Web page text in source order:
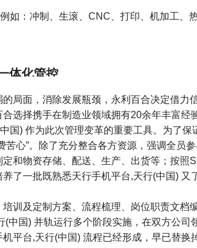
如：冲制、生滚、CNC、打印、机加工
体化管控
局面，消除发展瓶颈，永利百合决定借力
选择携手在制造业领域拥有20余年丰富
国) 作为此次管理变革的重要工具。为了保
苦心”。除了充分整合各方资源，强调全员
和物资存储、配送、生产、出货等；按照
了一批既熟悉天行手机平台,天行(中国) 又
训及定制方案、流程梳理、岗位职责文档
(中国) 并轨运行多个阶段实施，在双方公
平台,天行(中国) 流程已经形成，早已替换